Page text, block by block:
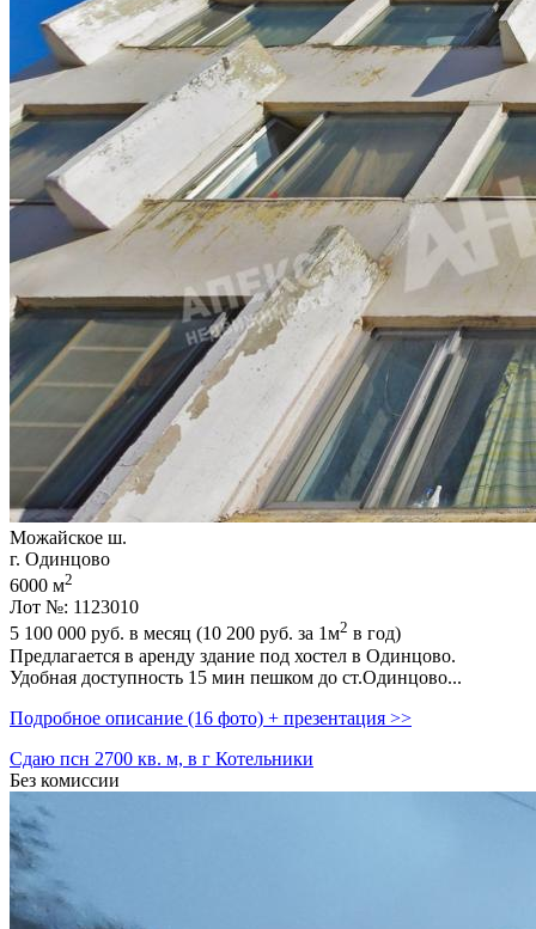
Можайское ш.
г. Одинцово
6000 м2
Лот №: 1123010
5 100 000 руб. в месяц (10 200 руб. за 1м2 в год)
Предлагается в аренду здание под хостел в Одинцово.
Удобная доступность 15 мин пешком до ст.Одинцово...
Подробное описание (16 фото) + презентация >>
Сдаю псн 2700 кв. м, в г Котельники
Без комиссии